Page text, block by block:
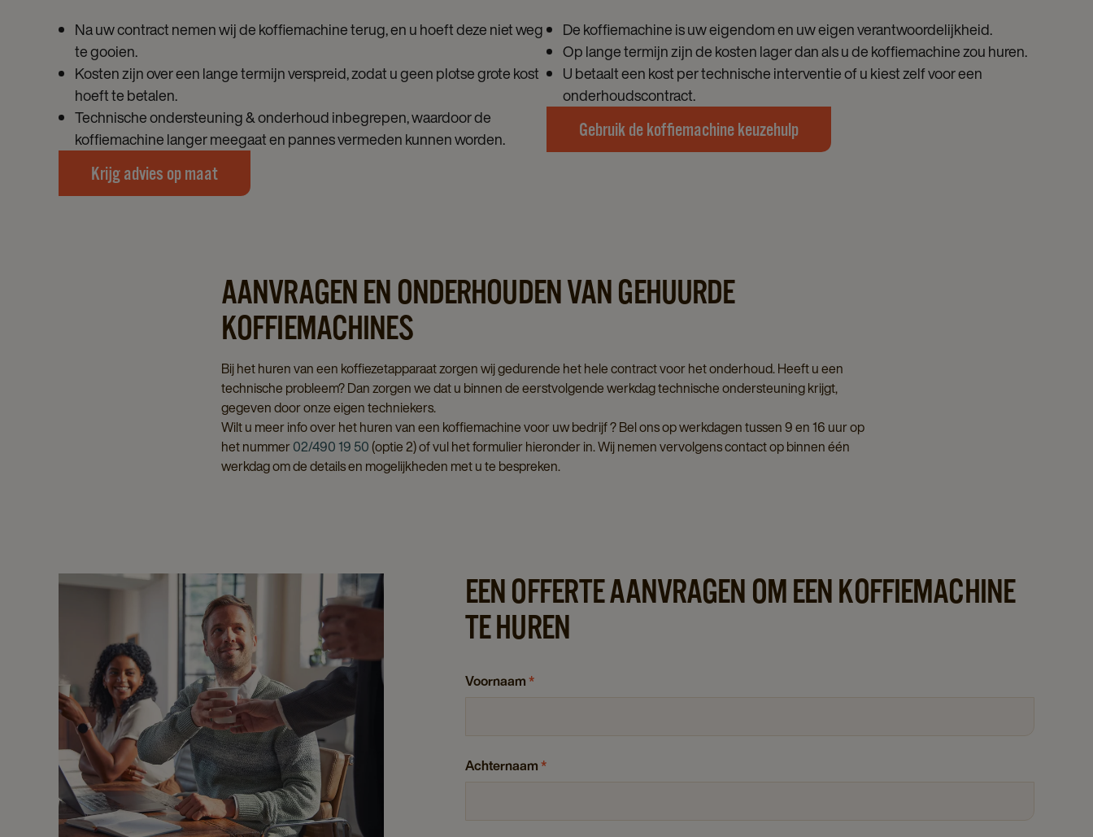
Na uw contract nemen wij de koffiemachine terug, en u hoeft deze niet weg
te gooien.
Kosten zijn over een lange termijn verspreid, zodat u geen plotse grote kost
hoeft te betalen.
Technische ondersteuning & onderhoud inbegrepen, waardoor de
koffiemachine langer meegaat en pannes vermeden kunnen worden.
Krijg advies op maat
De koffiemachine is uw eigendom en uw eigen verantwoordelijkheid.
Op lange termijn zijn de kosten lager dan als u de koffiemachine zou huren.
U betaalt een kost per technische interventie of u kiest zelf voor een
onderhoudscontract.
Gebruik de koffiemachine keuzehulp
AANVRAGEN EN ONDERHOUDEN VAN GEHUURDE
KOFFIEMACHINES
Bij het huren van een koffiezetapparaat zorgen wij gedurende het hele contract voor het onderhoud. Heeft u een
technische probleem? Dan zorgen we dat u binnen de eerstvolgende werkdag technische ondersteuning krijgt,
gegeven door onze eigen techniekers.
Wilt u meer info over het huren van een koffiemachine voor uw bedrijf ? Bel ons op werkdagen tussen 9 en 16 uur op
het nummer02/490 19 50 (optie 2) of vul het formulier hieronder in. Wij nemen vervolgens contact op binnen één
werkdag om de details en mogelijkheden met u te bespreken.
EEN OFFERTE AANVRAGEN OM EEN KOFFIEMACHINE
TE HUREN
Voornaam*
Achternaam*